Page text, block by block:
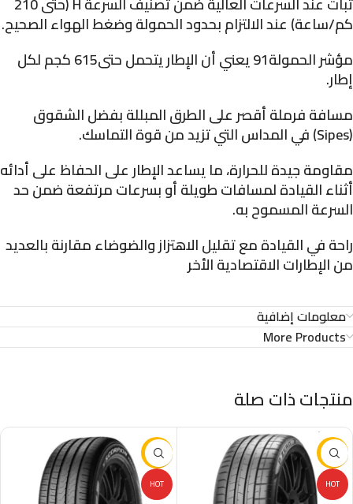
كم/ساعة) عند الالتزام بحدود الحمولة وضغط الهواء الصحيح.
مؤشر الحمولة91
يعني أن الإطار يتحمل حتى615 كجملكل
إطار.
مسافة فرملة أقصرعلى الطرق المبللة بفضل الشقوق
(Sipes) في المداس التي تزيد من قوة التماسك.
مقاومة جيدة للحرارة، ما يساعد الإطار على الحفاظ على أدائه
أثناء القيادة لمسافات طويلة أو بسرعات مرتفعة ضمن حد
السرعة المسموح به.
راحة في القيادةمع تقليل الاهتزاز والضوضاء مقارنة بالعديد
من الإطارات الاقتصادية الأخر
معلومات إضافية
More Products
منتجات ذات صلة
-16%
HOT
-29%
HOT